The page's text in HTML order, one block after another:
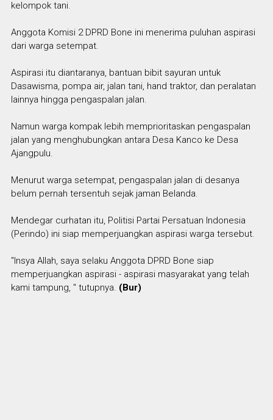
kelompok tani.
Anggota Komisi 2 DPRD Bone ini menerima puluhan aspirasi
dari warga setempat.
Aspirasi itu diantaranya, bantuan bibit sayuran untuk
Dasawisma, pompa air, jalan tani, hand traktor, dan peralatan
lainnya hingga pengaspalan jalan.
Namun warga kompak lebih memprioritaskan pengaspalan
jalan yang menghubungkan antara Desa Kanco ke Desa
Ajangpulu.
Menurut warga setempat, pengaspalan jalan di desanya
belum pernah tersentuh sejak jaman Belanda.
Mendegar curhatan itu, Politisi Partai Persatuan Indonesia
(Perindo) ini siap memperjuangkan aspirasi warga tersebut.
"Insya Allah, saya selaku Anggota DPRD Bone siap
memperjuangkan aspirasi - aspirasi masyarakat yang telah
kami tampung, " tutupnya. (Bur)